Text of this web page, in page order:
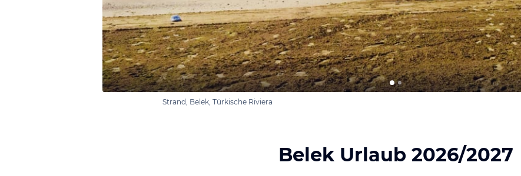
Strand, Belek, Türkische Riviera
Belek Urlaub 2026/2027